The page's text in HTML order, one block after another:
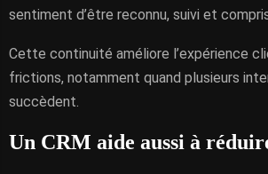
sentiment d’être reconnu, suivi et
Cette continuité améliore l’expérience
frictions, notamment quand plusieurs
succèdent.
Un CRM aide aussi à